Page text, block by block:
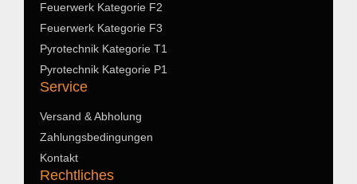
Feuerwerk Kategorie F2
Feuerwerk Kategorie F3
Pyrotechnik Kategorie T1
Pyrotechnik Kategorie P1
Service
Versand & Abholung
Zahlungsbedingungen
Kontakt
Rechtliches